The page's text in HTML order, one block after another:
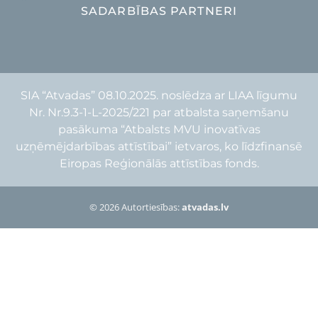
SADARBĪBAS PARTNERI
SIA “Atvadas” 08.10.2025. noslēdza ar LIAA līgumu
Nr. Nr.9.3-1-L-2025/221 par atbalsta saņemšanu
pasākuma “Atbalsts MVU inovatīvas
uzņēmējdarbības attīstībai” ietvaros, ko līdzfinansē
Eiropas Reģionālās attīstības fonds.
© 2026 Autortiesības:atvadas.lv